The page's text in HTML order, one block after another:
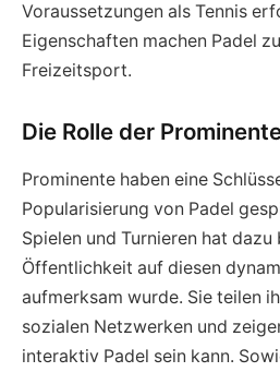
Voraussetzungen als Tennis
Eigenschaften machen Padel
Freizeitsport.
Die Rolle der
Prominente haben eine
Popularisierung von Padel
Spielen und Turnieren hat
Öffentlichkeit auf diesen
aufmerksam wurde. Sie teilen
sozialen Netzwerken und
interaktiv Padel sein kann.